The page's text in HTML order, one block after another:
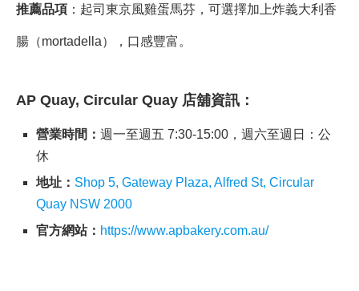
推薦品項 ：起司東京風雞蛋馬芬，可選擇加上炸義大利香
腸（mortadella），口感豐富。
AP Quay, Circular Quay 店舖資訊 ：
營業時間： 週一至週五 7:30-15:00，週六至週日：公
休
地址： Shop 5, Gateway Plaza, Alfred St, Circular
Quay NSW 2000
官方網站： https://www.apbakery.com.au/